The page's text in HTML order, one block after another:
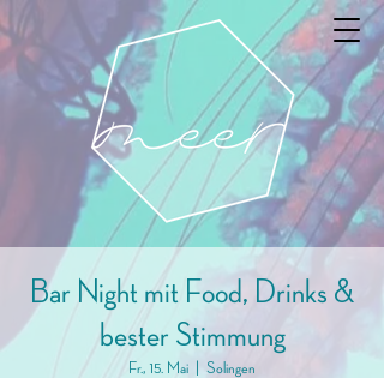
Bar Night mit Food, Drinks &
bester Stimmung
Fr., 15. Mai Solingen